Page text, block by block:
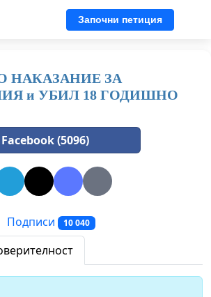
Започни петиция
НАКАЗАНИЕ ЗА
и УБИЛ 18 ГОДИШНО
(5096)
Подписи 10 040